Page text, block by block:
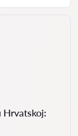
Hrvatskoj: